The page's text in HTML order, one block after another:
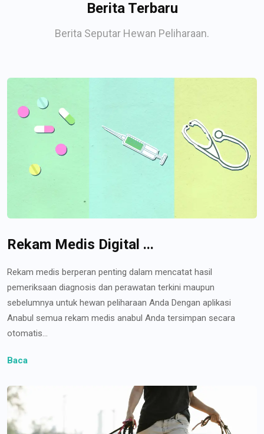
Berita Terbaru
Berita Seputar Hewan Peliharaan.
Rekam Medis Digital ...
Rekam medis berperan penting dalam mencatat hasil
pemeriksaan diagnosis dan perawatan terkini maupun
sebelumnya untuk hewan peliharaan Anda Dengan aplikasi
Anabul semua rekam medis anabul Anda tersimpan secara
otomatis...
Baca